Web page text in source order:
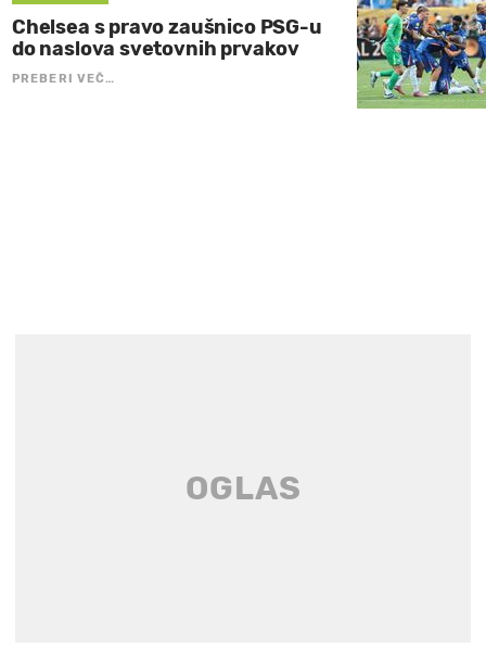
Chelsea s pravo zaušnico PSG-u
do naslova svetovnih prvakov
PREBERI VEČ…